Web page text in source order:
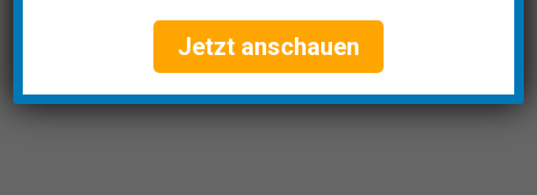
Jetzt anschauen